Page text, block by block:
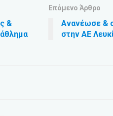
&
Επόμενο Άρθρο
Ανανέωσε &
στην ΑΕ